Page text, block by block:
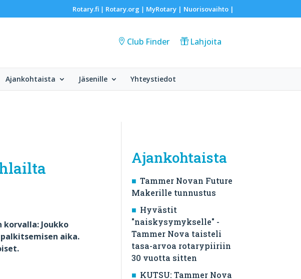
Rotary.fi| Rotary.org | MyRotary | Nuorisovaihto|
Club Finder Lahjoita
Ajankohtaista Jäsenille Yhteystiedot
Joukko
aika.
Ajankohtaista
Tammer Novan Future
Makerille tunnustus
Hyvästit
"naiskysymykselle" -
Tammer Nova taisteli
tasa-arvoa rotarypiiriin
30 vuotta sitten
KUTSU: Tammer Nova